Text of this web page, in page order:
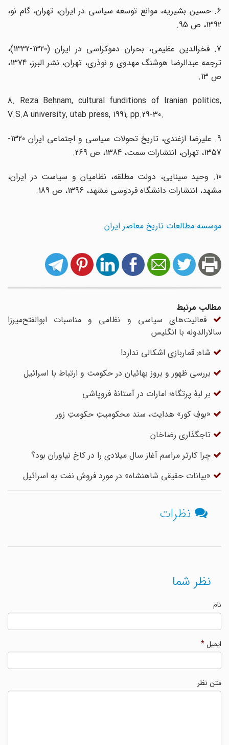
6. حسین بشیریه، موانع توسعه سیاسی در ایران، تهران، گام نو،
1392، ص 95.
7. فخرالدین عظیمی، بحران دموکراسی در ایران (1320-1332)،
ترجمه عبدالرضا هوشنگ مهدوی و نوذری، تهران، نشر البرز، 1374،
ص 13.
8. Reza Behnam, cultural funditions of Iranian politics,
V.S.A university, utab press, 1991, pp.29-30.
9. علیرضا ازغندی، تاریخ تحولات سیاسی و اجتماعی ایران 1320-
1357، تهران، انتشارات سمت، 1384، ص 269.
10. وحید سینایی، دولت مطلقه، نظامیان و سیاست در ایران،
مشهد، انتشارات دانشگاه فردوسی مشهد، 1396، ص 189.
موسسه مطالعات تاریخ معاصر ایران
مطالب مرتبط
فعالیت‌های سیاسی و نظامی و مناسبات ابوالفتح‌میرزا
سالارالدوله با انگلیس
شاه: قماربازی اشکالی ندارد!
بررسی ظهور و بروز بهائیان در حکومت و ارتباط با اسرائیل
بر لبهٔ پرتگاه؛ امارات در آستانهٔ فروپاشی
«بوفِ کور» هدایت، سند محکومیتِ حکومتِ زور
تاجگذاری رضاخان
چرا کارتر مراسم آغاز سال میلادی را در کاخ نیاوران بود؟
«بیانات حقیقی شاهنشاه» در مورد فروش نفت به اسرائیل
نظرات
نظر شما
ایمیل*
متن نظر